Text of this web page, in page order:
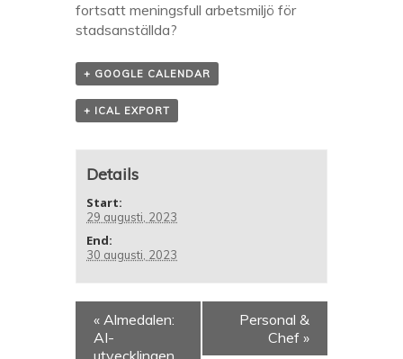
fortsatt meningsfull arbetsmiljö för
stadsanställda?
+ GOOGLE CALENDAR
+ ICAL EXPORT
Details
Start:
29 augusti, 2023
End:
30 augusti, 2023
« Almedalen:
AI-
Personal &
Chef »